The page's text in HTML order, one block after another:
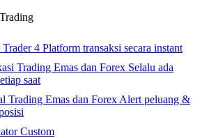
Trader 4 Platform transaksi secara instant
Trading Emas dan Forex Selalu ada
saat
Trading Emas dan Forex Alert peluang &
Custom